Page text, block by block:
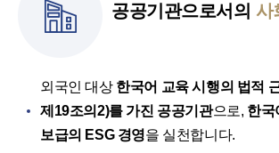
공공기관으로서의 사
외국인 대상 한국어 교육 시행의 법적
제19조의2)를 가진 공공기관으로, 한국
보급의 ESG 경영을 실천합니다.